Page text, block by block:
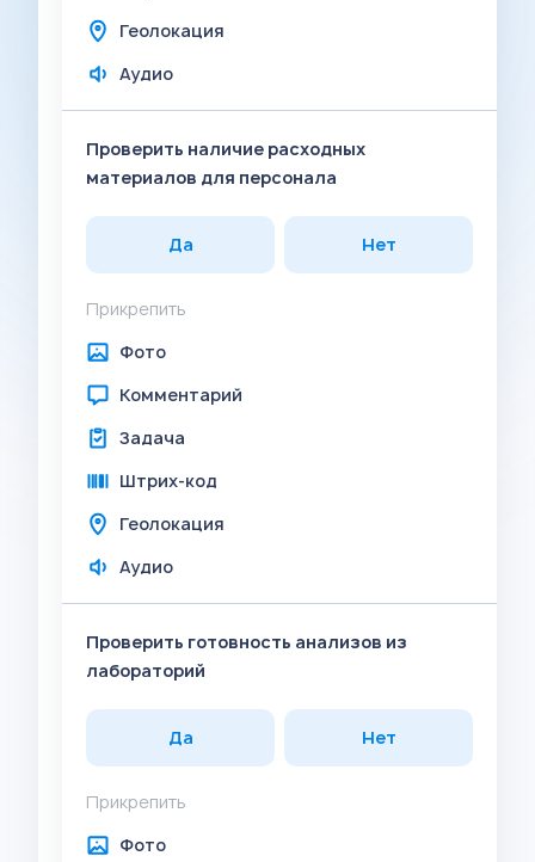
Геолокация
Аудио
Проверить наличие расходных
материалов для персонала
Да Нет
Прикрепить
Фото
Комментарий
Задача
Штрих-код
Геолокация
Аудио
Проверить готовность анализов из
лабораторий
Да Нет
Прикрепить
Фото